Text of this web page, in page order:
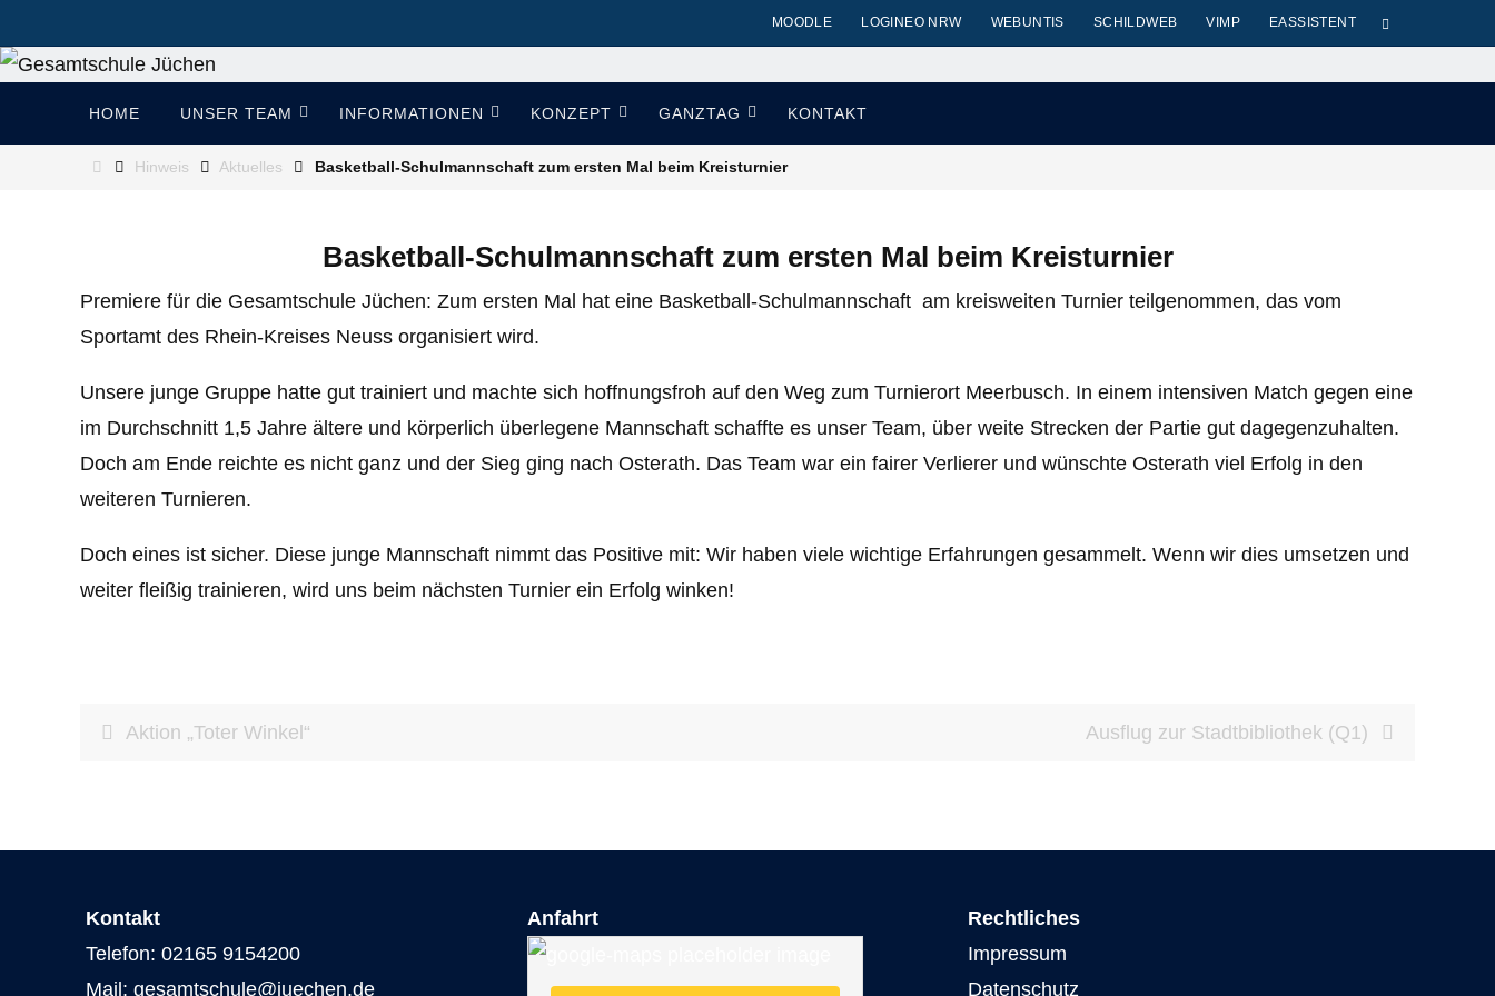
Inhalt
springen
MOODLE LOGINEO NRW WEBUNTIS SCHILDWEB VIMP EASSISTENT
springen
HOME UNSER TEAM INFORMATIONEN KONZEPT GANZTAG KONTAKT
StartHinweis Aktuelles Basketball-Schulmannschaft zum ersten Mal beim Kreisturnier
Basketball-Schulmannschaft zum ersten Mal beim Kreisturnier
Premiere für die Gesamtschule Jüchen: Zum ersten Mal hat eine Basketball-Schulmannschaft am kreisweiten Turnier teilgenommen, das vom
Sportamt des Rhein-Kreises Neuss organisiert wird.
Unsere junge Gruppe hatte gut trainiert und machte sich hoffnungsfroh auf den Weg zum Turnierort Meerbusch. In einem intensiven Match gegen eine
im Durchschnitt 1,5 Jahre ältere und körperlich überlegene Mannschaft schaffte es unser Team, über weite Strecken der Partie gut dagegenzuhalten.
Doch am Ende reichte es nicht ganz und der Sieg ging nach Osterath. Das Team war ein fairer Verlierer und wünschte Osterath viel Erfolg in den
weiteren Turnieren.
Doch eines ist sicher. Diese junge Mannschaft nimmt das Positive mit: Wir haben viele wichtige Erfahrungen gesammelt. Wenn wir dies umsetzen und
weiter fleißig trainieren, wird uns beim nächsten Turnier ein Erfolg winken!
Aktion „Toter Winkel“ Ausflug zur Stadtbibliothek (Q1)
Kontakt
Telefon: 02165 9154200
Mail: gesamtschule@juechen.de
Anfahrt
Rechtliches
Impressum
Datenschutz